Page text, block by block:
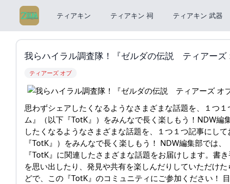
ティアキン ティアキン 祠 ティアキン 武器
我らハイラル調査隊！『ゼルダの伝説 ティアー
ティアーズ オブ
思わずシェアしたくなるようなさまざまな話題を、１つ
ム』（以下『TotK』）をみんなで長く楽しもう！NDW
したくなるようなさまざまな話題を、１つ１つ記事にし
『TotK』）をみんなで長く楽しもう！ NDW編集部では
『TotK』に関連したさまざまな話題をお届けします。書
を思い出したり、発見や共有を楽しんだりしていただけ
どで、この『TotK』のコミュニティにご参加ください！